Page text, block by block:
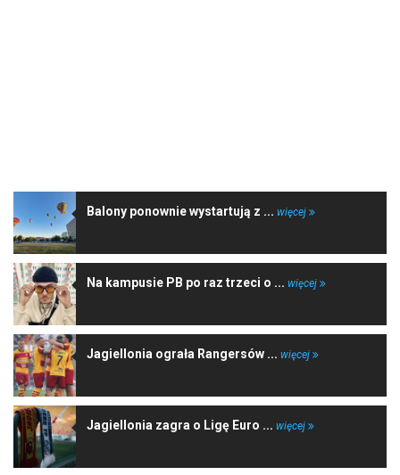
Balony ponownie wystartują z ... więcej
Na kampusie PB po raz trzeci o ... więcej
Jagiellonia ograła Rangersów ... więcej
Jagiellonia zagra o Ligę Euro ... więcej